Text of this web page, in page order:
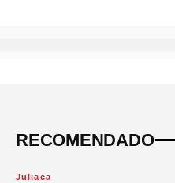
RECOMENDADO
Juliaca